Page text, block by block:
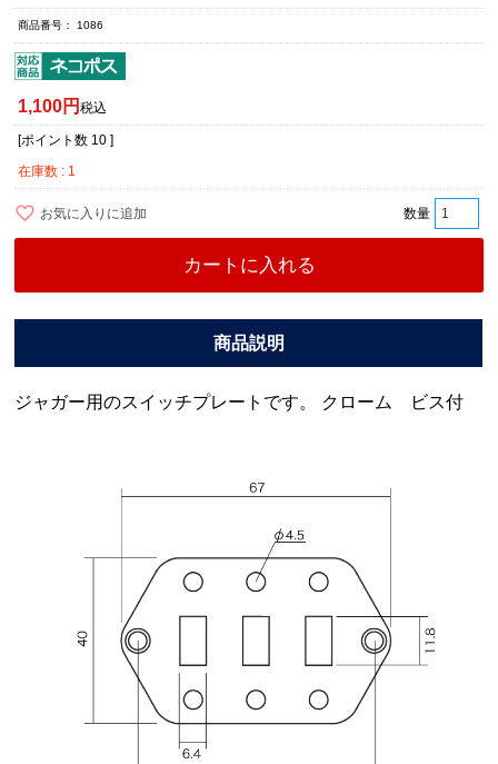
商品番号 1086
1,100 税込
[ポイント数 10 ]
在庫数
1
お気に入りに追加
カートに入れる
ジャガー用のスイッチプレートです。 クローム ビス付